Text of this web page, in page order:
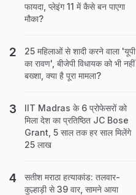
फायदा, प्लेइंग 11 में कैसे बन पाएगा
मौका?
25 मह‍िलाओं से शादी करने वाला 'यूपी
का रावण', बीजेपी व‍िधायक को भी नहीं
बख्‍शा, क्‍या है पूरा मामला?
IIT Madras के 6 प्रोफेसरों को
मिला देश का प्रतिष्ठित JC Bose
Grant, 5 साल तक हर साल मिलेंगे
25 लाख
सतीश मराठा हत्याकांड: तलवार-
कुल्हाड़ी से 39 वार, सामने आया